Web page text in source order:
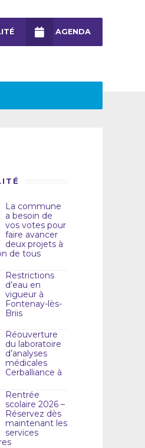
AGENDA
La commune
a besoin de
vos votes pour
faire avancer
deux projets à
de tous
Restrictions
d’eau en
vigueur à
Fontenay-lès-
Briis
Réouverture
du laboratoire
d’analyses
médicales
Cerballiance à
Rentrée
scolaire 2026 –
Réservez dès
maintenant les
services